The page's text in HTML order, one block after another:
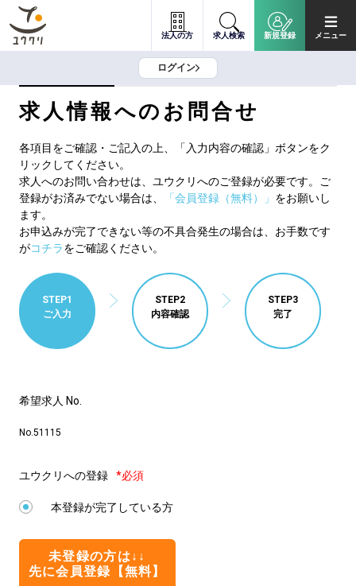
法人の方 求人検索 新規登録 メニュー
ログイン
求人情報へのお問合せ
各項目をご確認・ご記入の上、「入力内容の確認」ボタンをク
リックしてください。
求人へのお問い合わせは、ユウクリへのご登録が必要です。ご
登録がお済みでない場合は、
「会員登録（無料）」 をお願いし
ます。
お申込みが完了できない等の不具合発生の場合は、お手数です
がコチラをご確認ください。
STEP1
ご入力
STEP2
内容確認
STEP3
完了
希望求人 No.
No.51115
ユウクリへの登録 *必須
本登録が完了している方
未登録の方は↓↓
先に会員登録【無料】